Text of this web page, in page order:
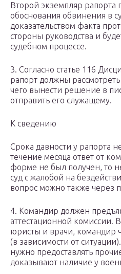
Второй экземпляр рапорта
обоснования обвинения в
доказательством факта
стороны руководства и
судебном процессе.
3. Согласно статье 116
рапорт должны
чего вынести решение в
отправить его служащему.
К сведению
Срока давности у рапорта
течение месяца ответ от
форме не был получен, то
суд с жалобой на
вопрос можно также через
4. Командир должен
аттестационной комиссии.
юристы и врачи, командир
(в зависимости от
нужно предоставлять
доказывают наличие у